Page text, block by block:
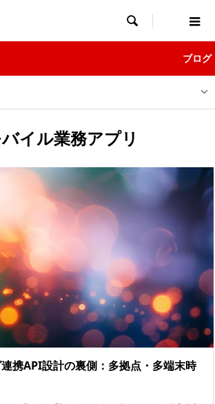

ブログ
イル業務アプリ
携API設計の裏側：多拠点・多端末時